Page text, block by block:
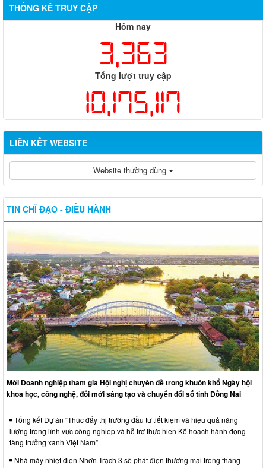
THỐNG KÊ TRUY CẬP
Hôm nay
3,363
Tổng lượt truy cập
10,175,117
LIÊN KẾT WEBSITE
Website thường dùng
TIN CHỈ ĐẠO - ĐIỀU HÀNH
Mời Doanh nghiệp tham gia Hội nghị chuyên đề trong khuôn khổ Ngày hội
khoa học, công nghệ, đổi mới sáng tạo và chuyển đổi số tỉnh Đồng Nai
Tổng kết Dự án “Thúc đẩy thị trường đầu tư tiết kiệm và hiệu quả năng
lượng trong lĩnh vực công nghiệp và hỗ trợ thực hiện Kế hoạch hành động
tăng trưởng xanh Việt Nam”
Nhà máy nhiệt điện Nhơn Trạch 3 sẽ phát điện thương mại trong tháng